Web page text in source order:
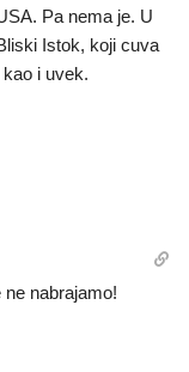
Pa nema je. U
Istok, koji cuva
i uvek.
nabrajamo!